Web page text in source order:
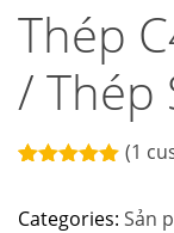
Thép
/ Thép
based on
(1
Categories: Sản